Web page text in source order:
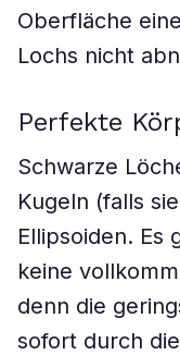
Oberfläche
Lochs nicht
Perfekte
Schwarze
Kugeln (falls
Ellipsoiden. Es
keine
denn die
sofort durch